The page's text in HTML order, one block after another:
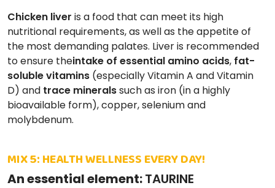
Chicken liver is a food that can meet its high
nutritional requirements, as well as the appetite of
the most demanding palates. Liver is recommended
to ensure theintake of essential amino acids, fat-
soluble vitamins (especially Vitamin A and Vitamin
D) and trace mineralssuch as iron (in a highly
bioavailable form), copper, selenium and
molybdenum.
MIX 5: HEALTH WELLNESS EVERY DAY!
An essential element:TAURINE